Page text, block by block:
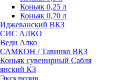
Коньяк 0,25 л
Коньяк 0,70 л
Иджеванский ВКЗ
СИС АЛКО
Веди Алко
САМКОН / Тавинко ВКЗ
Коньяк сувенирный Сабля
КЗ
Эксклюзив